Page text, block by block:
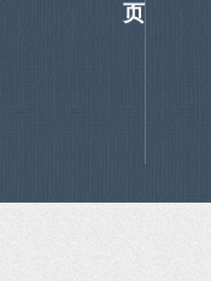
页